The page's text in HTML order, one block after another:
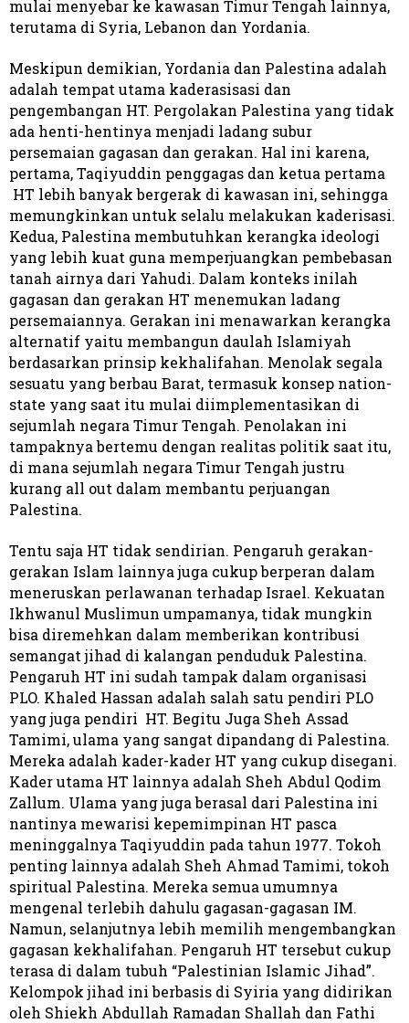
mulai menyebar ke kawasan Timur Tengah lainnya,
terutama di Syria, Lebanon dan Yordania.
Meskipun demikian, Yordania dan Palestina adalah
adalah tempat utama kaderasisasi dan
pengembangan HT. Pergolakan Palestina yang tidak
ada henti-hentinya menjadi ladang subur
persemaian gagasan dan gerakan. Hal ini karena,
pertama, Taqiyuddin penggagas dan ketua pertama
HT lebih banyak bergerak di kawasan ini, sehingga
memungkinkan untuk selalu melakukan kaderisasi.
Kedua, Palestina membutuhkan kerangka ideologi
yang lebih kuat guna memperjuangkan pembebasan
tanah airnya dari Yahudi. Dalam konteks inilah
gagasan dan gerakan HT menemukan ladang
persemaiannya. Gerakan ini menawarkan kerangka
alternatif yaitu membangun daulah Islamiyah
berdasarkan prinsip kekhalifahan. Menolak segala
sesuatu yang berbau Barat, termasuk konsep nation-
state yang saat itu mulai diimplementasikan di
sejumlah negara Timur Tengah. Penolakan ini
tampaknya bertemu dengan realitas politik saat itu,
di mana sejumlah negara Timur Tengah justru
kurang all out dalam membantu perjuangan
Palestina.
Tentu saja HT tidak sendirian. Pengaruh gerakan-
gerakan Islam lainnya juga cukup berperan dalam
meneruskan perlawanan terhadap Israel. Kekuatan
Ikhwanul Muslimun umpamanya, tidak mungkin
bisa diremehkan dalam memberikan kontribusi
semangat jihad di kalangan penduduk Palestina.
Pengaruh HT ini sudah tampak dalam organisasi
PLO. Khaled Hassan adalah salah satu pendiri PLO
yang juga pendiri HT. Begitu Juga Sheh Assad
Tamimi, ulama yang sangat dipandang di Palestina.
Mereka adalah kader-kader HT yang cukup disegani.
Kader utama HT lainnya adalah Sheh Abdul Qodim
Zallum. Ulama yang juga berasal dari Palestina ini
nantinya mewarisi kepemimpinan HT pasca
meninggalnya Taqiyuddin pada tahun 1977. Tokoh
penting lainnya adalah Sheh Ahmad Tamimi, tokoh
spiritual Palestina. Mereka semua umumnya
mengenal terlebih dahulu gagasan-gagasan IM.
Namun, selanjutnya lebih memilih mengembangkan
gagasan kekhalifahan. Pengaruh HT tersebut cukup
terasa di dalam tubuh “Palestinian Islamic Jihad”.
Kelompok jihad ini berbasis di Syiria yang didirikan
oleh Shiekh Abdullah Ramadan Shallah dan Fathi